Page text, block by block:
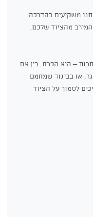
משקיעים בהדרכה
מהציוד שלכם.
– היא הכרח. בין אם
או בביגוד שמחמם
לסמוך על הציוד